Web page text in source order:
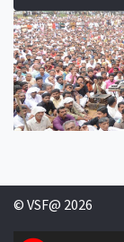
© VSF@ 2026